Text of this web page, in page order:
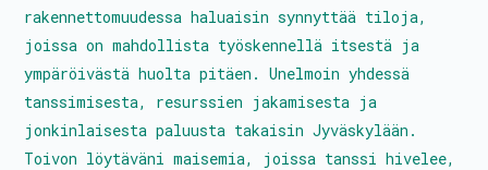
rakennettomuudessa haluaisin synnyttää tiloja,
joissa on mahdollista työskennellä itsestä ja
ympäröivästä huolta pitäen. Unelmoin yhdessä
tanssimisesta, resurssien jakamisesta ja
jonkinlaisesta paluusta takaisin Jyväskylään.
Toivon löytäväni maisemia, joissa tanssi hivelee,